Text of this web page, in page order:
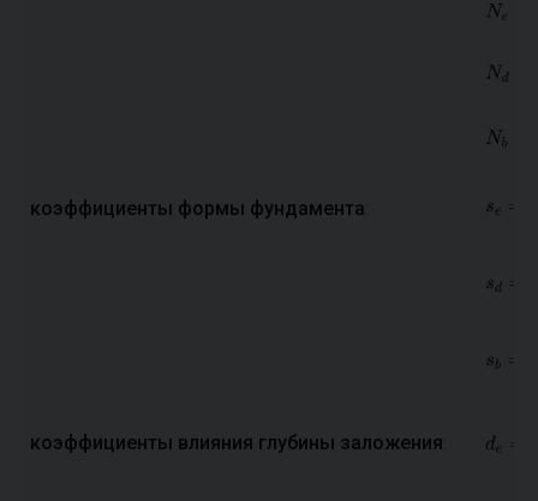
коэффициенты формы фундамента
коэффициенты влияния глубины заложения